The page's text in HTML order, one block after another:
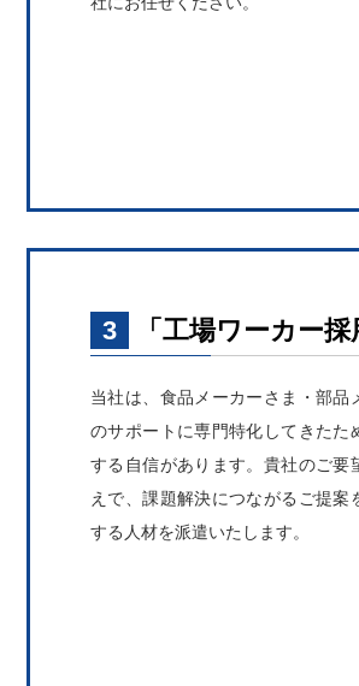
3 「工場ワーカー
当社は、食品メーカーさま・部品
のサポートに専門特化してきた
する自信があります。貴社のご要
えで、課題解決につながるご提
する人材を派遣いたします。